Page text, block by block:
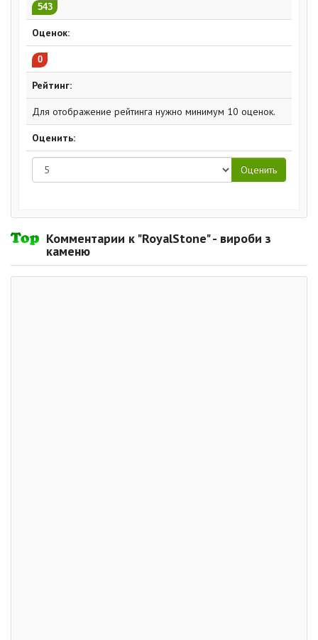
543
Оценок:
0
Рейтинг:
Для отображение рейтинга нужно минимум 10 оценок.
Оценить:
Комментарии к "RoyalStone" - вироби з
каменю